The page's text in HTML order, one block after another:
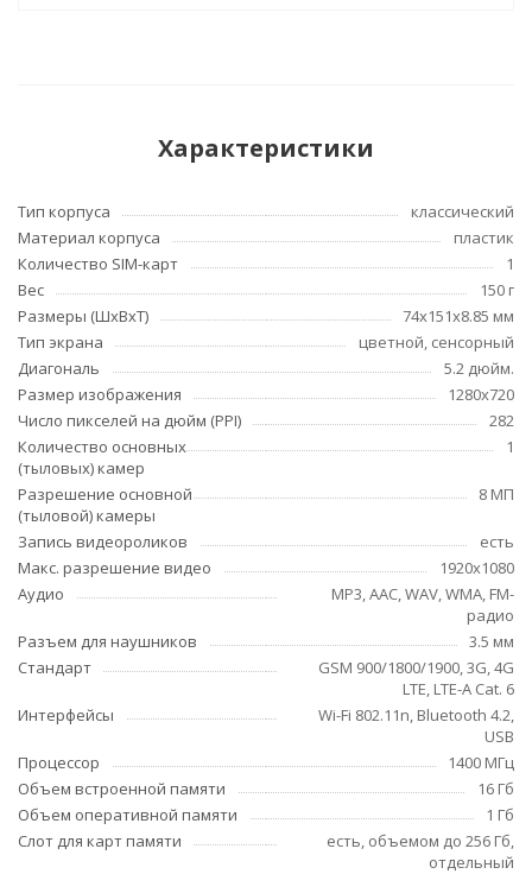
Характеристики
Тип корпуса
классический
Материал корпуса
пластик
Количество SIM-карт
1
Вес
150 г
Размеры (ШxВxТ)
74x151x8.85 мм
Тип экрана
цветной, сенсорный
Диагональ
5.2 дюйм.
Размер изображения
1280x720
Число пикселей на дюйм (PPI)
282
Количество основных
(тыловых) камер
1
Разрешение основной
(тыловой) камеры
8 МП
Запись видеороликов
есть
Макс. разрешение видео
1920x1080
Аудио
MP3, AAC, WAV, WMA, FM-
радио
Разъем для наушников
3.5 мм
Стандарт
GSM 900/1800/1900, 3G, 4G
LTE, LTE-A Cat. 6
Интерфейсы
Wi-Fi 802.11n, Bluetooth 4.2,
USB
Процессор
1400 МГц
Объем встроенной памяти
16 Гб
Объем оперативной памяти
1 Гб
Слот для карт памяти
есть, объемом до 256 Гб,
отдельный